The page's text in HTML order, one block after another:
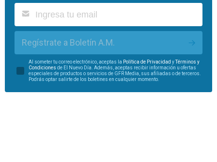
Regístrate a Boletín A.M.
Al someter tu correo electrónico, aceptas la Política de Privacidad y
Términos y
Condiciones de El Nuevo Día. Además, aceptas recibir información u ofertas
especiales de productos o servicios de GFR Media, sus afiliadas o de terceros.
Podrás optar salirte de los boletines en cualquier momento.